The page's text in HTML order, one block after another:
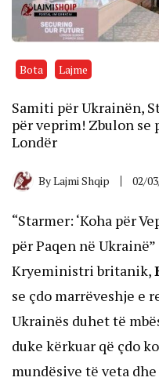
Bota Lajme
Samiti për Ukrainën,
për veprim! Zbulon se
Londër
ByLajmi Shqip 02/
“Starmer: ‘Koha për
për Paqen në Ukrainë”
Kryeministri britanik,
se çdo marrëveshje e
Ukrainës duhet të
duke kërkuar që çdo
mundësive të veta